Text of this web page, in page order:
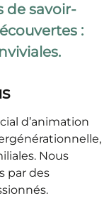
de savoir-
:
d’animation
Nous
par des